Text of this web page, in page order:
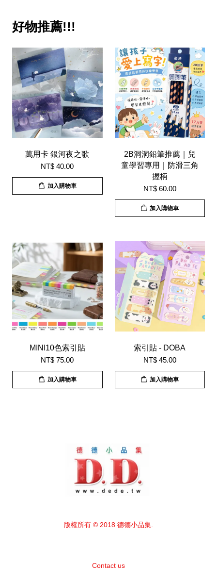
好物推薦!!!
萬用卡 銀河夜之歌
NT$ 40.00
加入購物車
2B洞洞鉛筆推薦｜兒
童學習專用｜防滑三角
握柄
NT$ 60.00
加入購物車
MINI10色索引貼
NT$ 75.00
加入購物車
索引貼 - DOBA
NT$ 45.00
加入購物車
版權所有 © 2018 德德小品集.
Contact us